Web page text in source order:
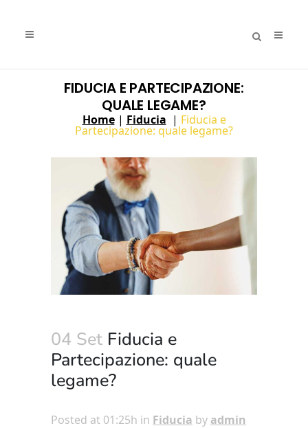
FIDUCIA E PARTECIPAZIONE:
QUALE LEGAME?
Home| Fiducia | Fiducia e
Partecipazione: quale legame?
04 Set Fiducia e
Partecipazione: quale
legame?
Posted at 01:25h in Fiducia by admin